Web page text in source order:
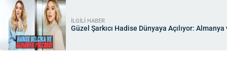
İLGİLİ HABER
Güzel Şarkıcı Hadise Dünyaya Açılıyor: